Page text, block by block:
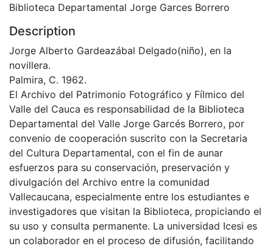
Biblioteca Departamental Jorge Garces Borrero
Description
Jorge Alberto Gardeazábal Delgado(niño), en la
novillera.
Palmira, C. 1962.
El Archivo del Patrimonio Fotográfico y Fílmico del
Valle del Cauca es responsabilidad de la Biblioteca
Departamental del Valle Jorge Garcés Borrero, por
convenio de cooperación suscrito con la Secretaria
del Cultura Departamental, con el fin de aunar
esfuerzos para su conservación, preservación y
divulgación del Archivo entre la comunidad
Vallecaucana, especialmente entre los estudiantes e
investigadores que visitan la Biblioteca, propiciando el
su uso y consulta permanente. La universidad Icesi es
un colaborador en el proceso de difusión, facilitando